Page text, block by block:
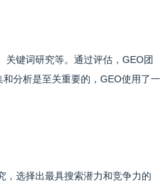
关键词研究等。通过评估，GEO团
分析是至关重要的，GEO使用了一
，选择出最具搜索潜力和竞争力的